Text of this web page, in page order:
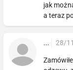
jak
a teraz
... 28/